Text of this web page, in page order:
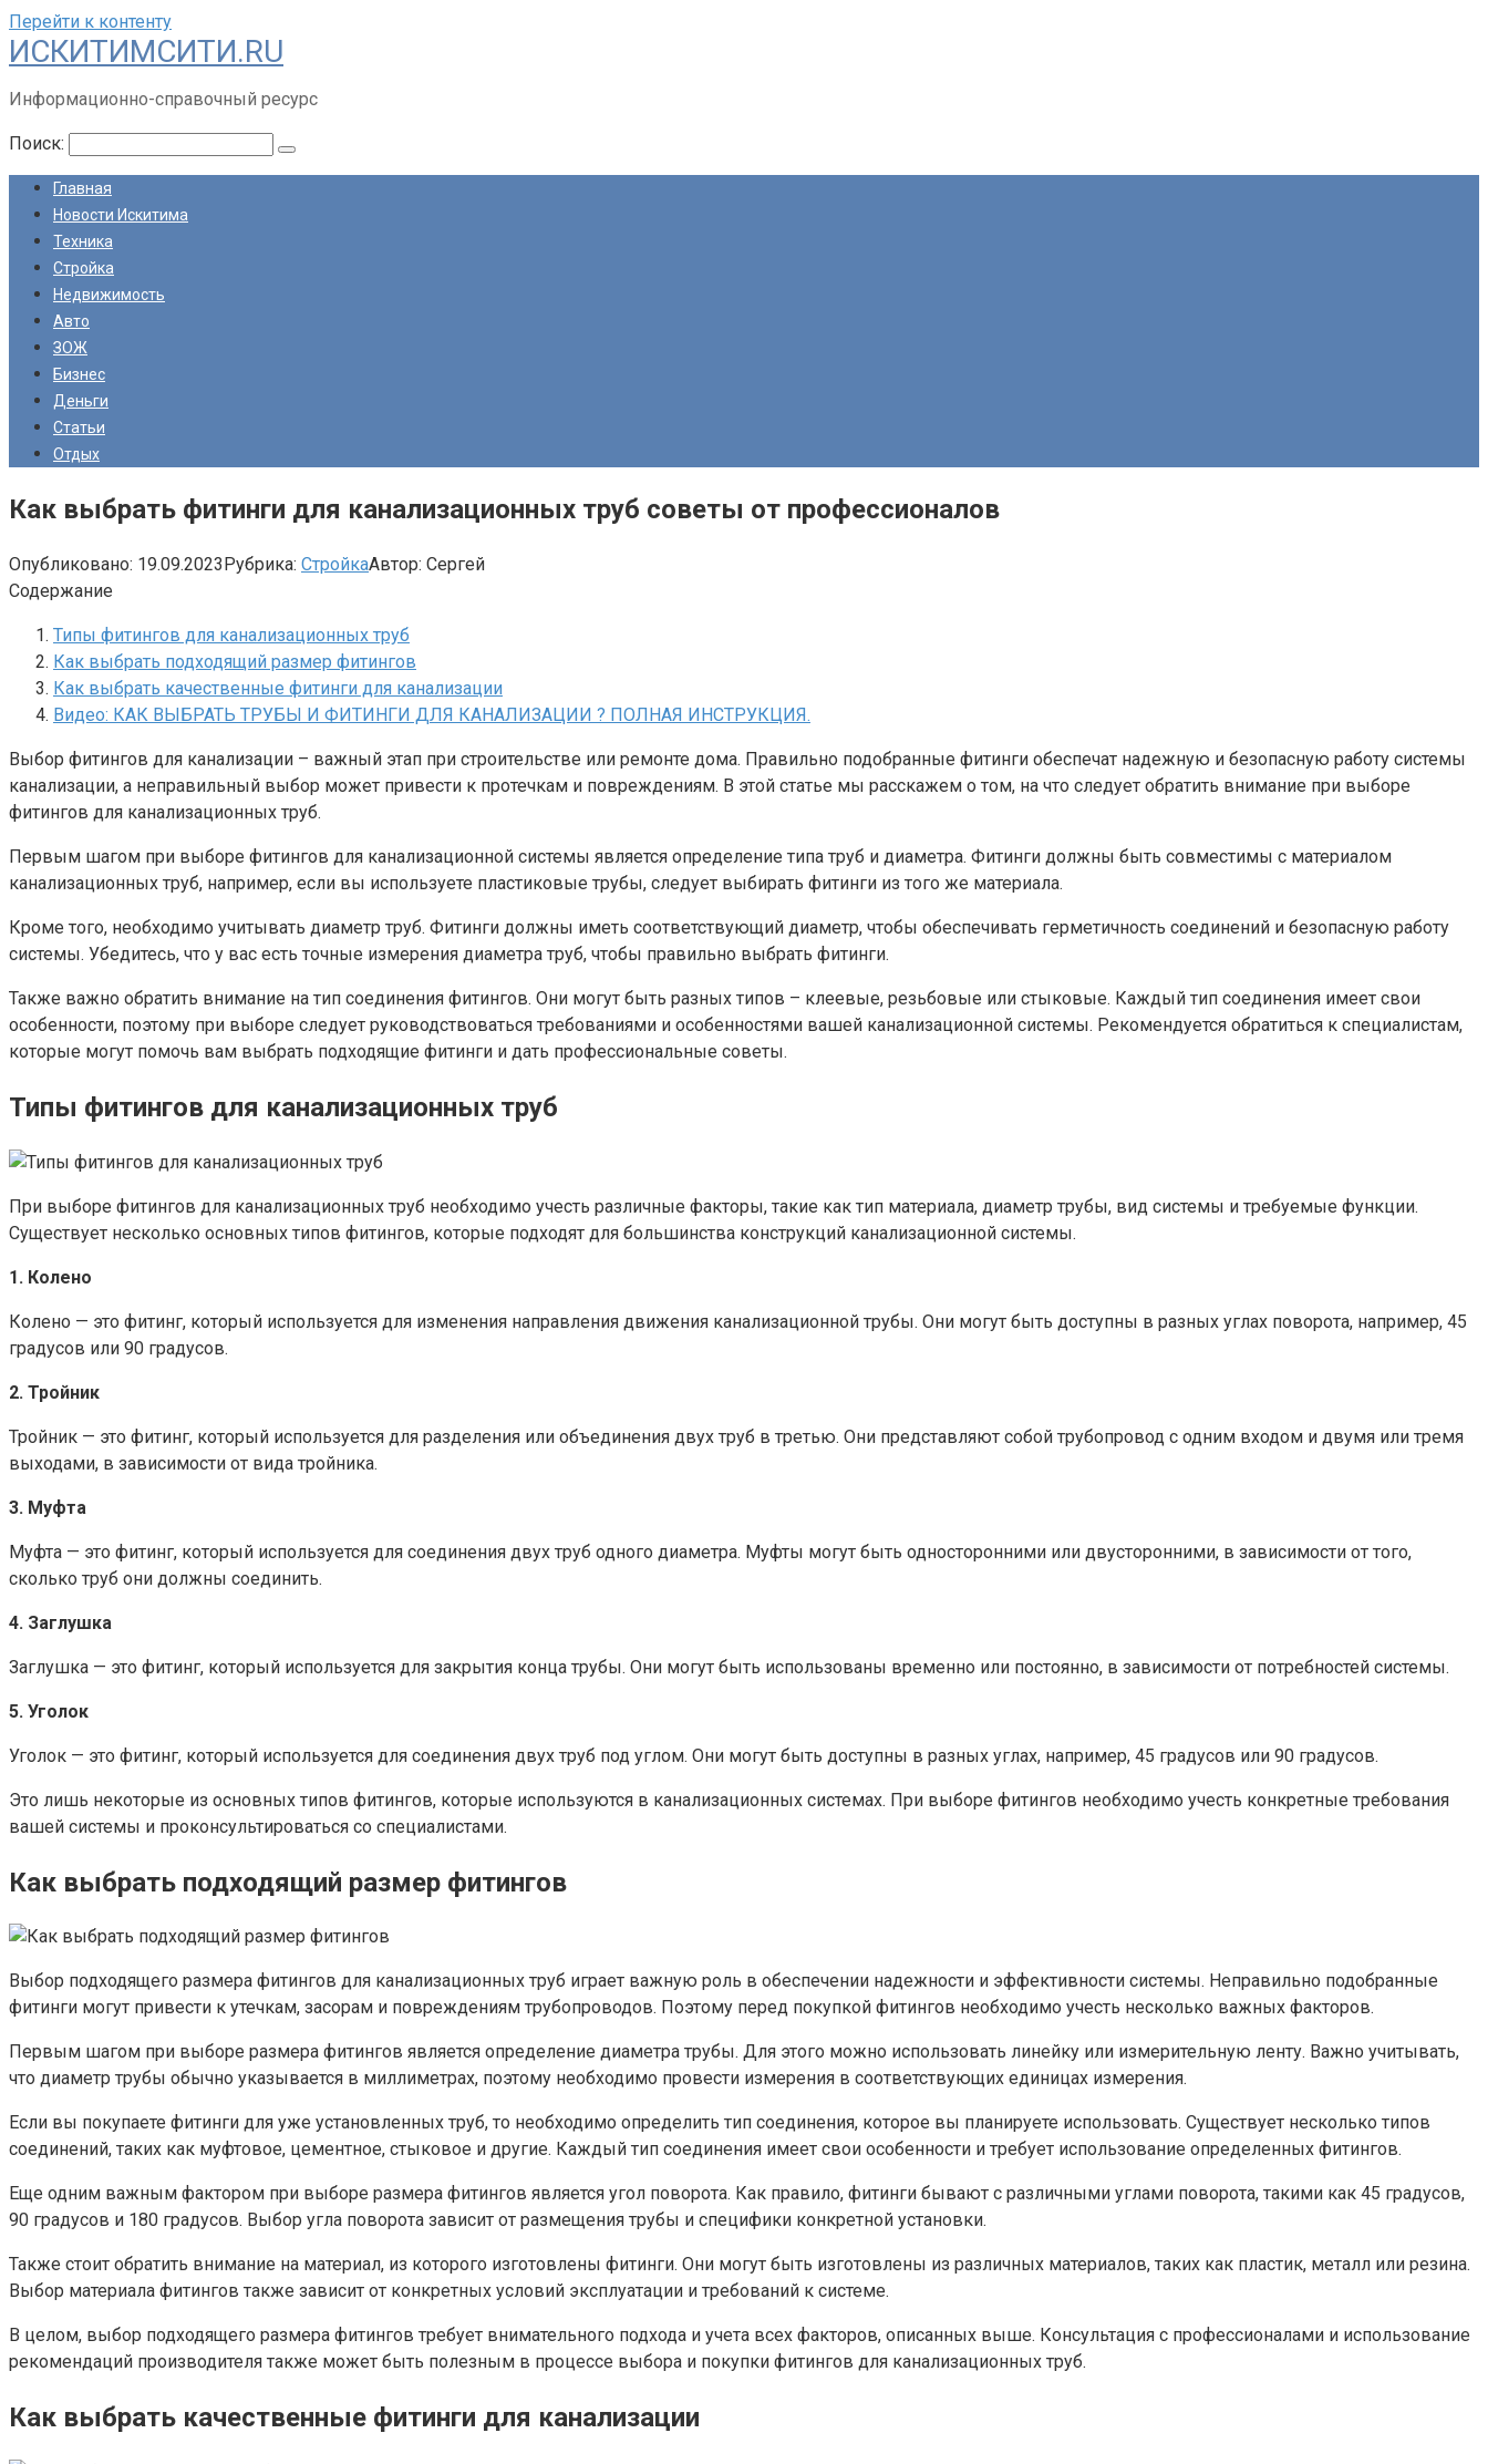
Перейти к контенту
ИСКИТИМСИТИ.RU
Информационно-справочный ресурс
Поиск:
Главная
Новости Искитима
Техника
Стройка
Недвижимость
Авто
ЗОЖ
Бизнес
Деньги
Статьи
Отдых
Как выбрать фитинги для канализационных труб советы от профессионалов
Опубликовано: 19.09.2023Рубрика: СтройкаАвтор: Сергей
Содержание
Типы фитингов для канализационных труб
Как выбрать подходящий размер фитингов
Как выбрать качественные фитинги для канализации
Видео: КАК ВЫБРАТЬ ТРУБЫ И ФИТИНГИ ДЛЯ КАНАЛИЗАЦИИ ? ПОЛНАЯ ИНСТРУКЦИЯ.
Выбор фитингов для канализации – важный этап при строительстве или ремонте дома. Правильно подобранные фитинги обеспечат надежную и безопасную работу системы
канализации, а неправильный выбор может привести к протечкам и повреждениям. В этой статье мы расскажем о том, на что следует обратить внимание при выборе
фитингов для канализационных труб.
Первым шагом при выборе фитингов для канализационной системы является определение типа труб и диаметра. Фитинги должны быть совместимы с материалом
канализационных труб, например, если вы используете пластиковые трубы, следует выбирать фитинги из того же материала.
Кроме того, необходимо учитывать диаметр труб. Фитинги должны иметь соответствующий диаметр, чтобы обеспечивать герметичность соединений и безопасную работу
системы. Убедитесь, что у вас есть точные измерения диаметра труб, чтобы правильно выбрать фитинги.
Также важно обратить внимание на тип соединения фитингов. Они могут быть разных типов – клеевые, резьбовые или стыковые. Каждый тип соединения имеет свои
особенности, поэтому при выборе следует руководствоваться требованиями и особенностями вашей канализационной системы. Рекомендуется обратиться к специалистам,
которые могут помочь вам выбрать подходящие фитинги и дать профессиональные советы.
Типы фитингов для канализационных труб
При выборе фитингов для канализационных труб необходимо учесть различные факторы, такие как тип материала, диаметр трубы, вид системы и требуемые функции.
Существует несколько основных типов фитингов, которые подходят для большинства конструкций канализационной системы.
1. Колено
Колено — это фитинг, который используется для изменения направления движения канализационной трубы. Они могут быть доступны в разных углах поворота, например, 45
градусов или 90 градусов.
2. Тройник
Тройник — это фитинг, который используется для разделения или объединения двух труб в третью. Они представляют собой трубопровод с одним входом и двумя или тремя
выходами, в зависимости от вида тройника.
3. Муфта
Муфта — это фитинг, который используется для соединения двух труб одного диаметра. Муфты могут быть односторонними или двусторонними, в зависимости от того,
сколько труб они должны соединить.
4. Заглушка
Заглушка — это фитинг, который используется для закрытия конца трубы. Они могут быть использованы временно или постоянно, в зависимости от потребностей системы.
5. Уголок
Уголок — это фитинг, который используется для соединения двух труб под углом. Они могут быть доступны в разных углах, например, 45 градусов или 90 градусов.
Это лишь некоторые из основных типов фитингов, которые используются в канализационных системах. При выборе фитингов необходимо учесть конкретные требования
вашей системы и проконсультироваться со специалистами.
Как выбрать подходящий размер фитингов
Выбор подходящего размера фитингов для канализационных труб играет важную роль в обеспечении надежности и эффективности системы. Неправильно подобранные
фитинги могут привести к утечкам, засорам и повреждениям трубопроводов. Поэтому перед покупкой фитингов необходимо учесть несколько важных факторов.
Первым шагом при выборе размера фитингов является определение диаметра трубы. Для этого можно использовать линейку или измерительную ленту. Важно учитывать,
что диаметр трубы обычно указывается в миллиметрах, поэтому необходимо провести измерения в соответствующих единицах измерения.
Если вы покупаете фитинги для уже установленных труб, то необходимо определить тип соединения, которое вы планируете использовать. Существует несколько типов
соединений, таких как муфтовое, цементное, стыковое и другие. Каждый тип соединения имеет свои особенности и требует использование определенных фитингов.
Еще одним важным фактором при выборе размера фитингов является угол поворота. Как правило, фитинги бывают с различными углами поворота, такими как 45 градусов,
90 градусов и 180 градусов. Выбор угла поворота зависит от размещения трубы и специфики конкретной установки.
Также стоит обратить внимание на материал, из которого изготовлены фитинги. Они могут быть изготовлены из различных материалов, таких как пластик, металл или резина.
Выбор материала фитингов также зависит от конкретных условий эксплуатации и требований к системе.
В целом, выбор подходящего размера фитингов требует внимательного подхода и учета всех факторов, описанных выше. Консультация с профессионалами и использование
рекомендаций производителя также может быть полезным в процессе выбора и покупки фитингов для канализационных труб.
Как выбрать качественные фитинги для канализации